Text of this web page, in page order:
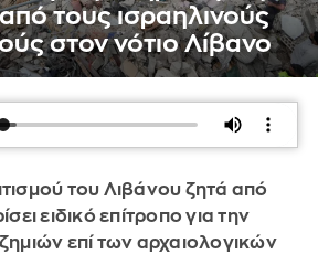
τους ισραηλινούς
στον νότιο Λίβανο
του Λιβάνου ζητά από
ειδικό επίτροπο για την
επί των αρχαιολογικών